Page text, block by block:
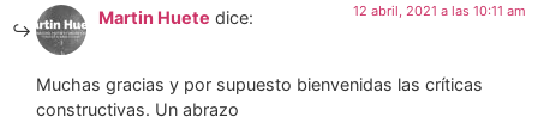
Martin Huete dice: 12 abril, 2021 a las 10:11 am
Muchas gracias y por supuesto bienvenidas las críticas
constructivas. Un abrazo